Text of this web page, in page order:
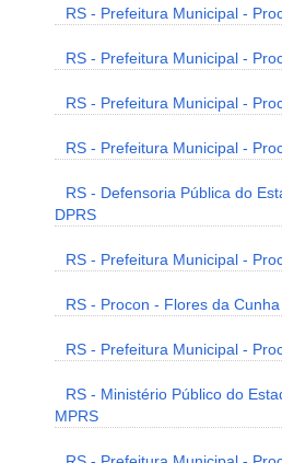
RS - Prefeitura Municipal -
RS - Prefeitura Municipal -
RS - Prefeitura Municipal -
RS - Prefeitura Municipal -
RS - Defensoria Pública do
DPRS
RS - Prefeitura Municipal -
RS - Procon - Flores da
RS - Prefeitura Municipal -
RS - Ministério Público do
MPRS